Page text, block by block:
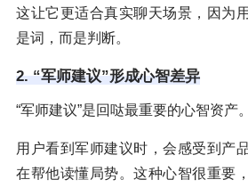
这让它更适合真实聊天场景，因为
是词，而是判断。
2. “军师建议”形成心智差异
“军师建议”是回哒最重要的心智资产。
用户看到军师建议时，会感受到产
在帮他读懂局势。这种心智很重要